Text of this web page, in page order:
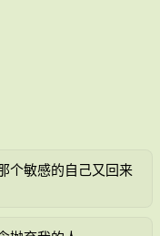
个敏感的自己又回来